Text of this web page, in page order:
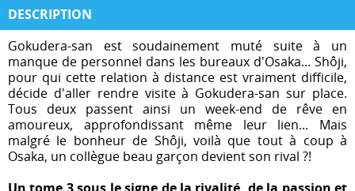
DESCRIPTION
Gokudera-san est soudainement muté suite à un
manque de personnel dans les bureaux d'Osaka... Shôji,
pour qui cette relation à distance est vraiment difficile,
décide d'aller rendre visite à Gokudera-san sur place.
Tous deux passent ainsi un week-end de rêve en
amoureux, approfondissant même leur lien... Mais
malgré le bonheur de Shôji, voilà que tout à coup à
Osaka, un collègue beau garçon devient son rival ?!